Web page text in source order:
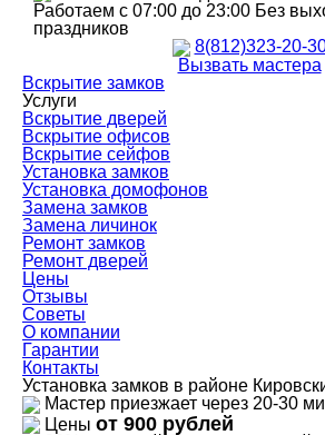
Работаем с 07:00 до 23:00 Без
праздников
8(812)323-20-
Вызвать мастера
Вскрытие замков
Услуги
Вскрытие дверей
Вскрытие офисов
Вскрытие сейфов
Установка замков
Установка домофонов
Замена замков
Замена личинок
Ремонт замков
Ремонт дверей
Цены
Отзывы
Советы
О компании
Гарантии
Контакты
Установка замков в районе
Мастер приезжает через 20-30
Цены от 900 рублей